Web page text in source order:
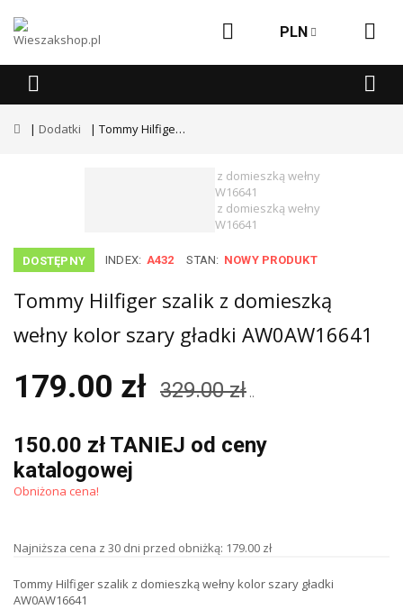
PLN
Dodatki Tommy Hilfiger szalik z domieszką wełny kolor szary gładki AW0AW16641
DOSTĘPNY INDEX: A432 STAN: NOWY PRODUKT
Tommy Hilfiger szalik z domieszką
wełny kolor szary gładki AW0AW16641
179.00 zł 329.00 zł ..
150.00 zł TANIEJ od ceny
katalogowej
Obniżona cena!
Najniższa cena z 30 dni przed obniżką: 179.00 zł
Tommy Hilfiger szalik z domieszką wełny kolor szary gładki
AW0AW16641